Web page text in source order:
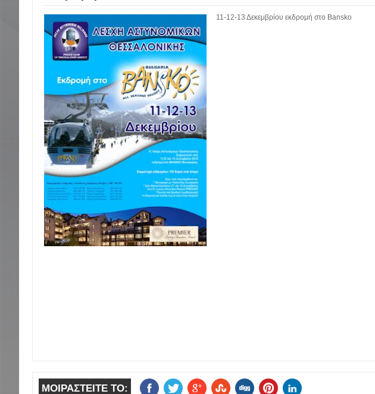
11-12-13 Δεκεμβρίου εκδρομή στο Bansko
ΜΟΙΡΑΣΤΕΙΤΕ ΤΟ: